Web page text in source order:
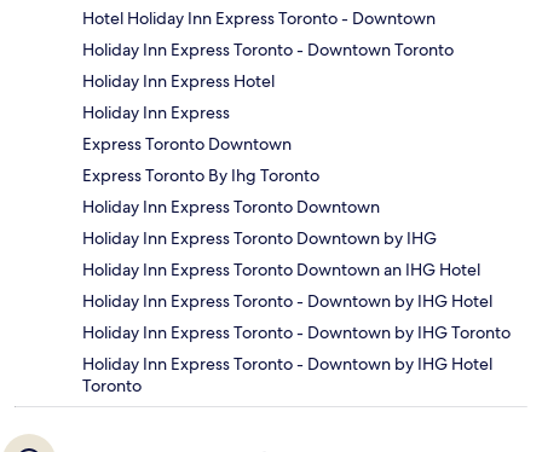
Hotel Holiday Inn Express Toronto - Downtown
Holiday Inn Express Toronto - Downtown Toronto
Holiday Inn Express Hotel
Holiday Inn Express
Express Toronto Downtown
Express Toronto By Ihg Toronto
Holiday Inn Express Toronto Downtown
Holiday Inn Express Toronto Downtown by IHG
Holiday Inn Express Toronto Downtown an IHG Hotel
Holiday Inn Express Toronto - Downtown by IHG Hotel
Holiday Inn Express Toronto - Downtown by IHG Toronto
Holiday Inn Express Toronto - Downtown by IHG Hotel
Toronto